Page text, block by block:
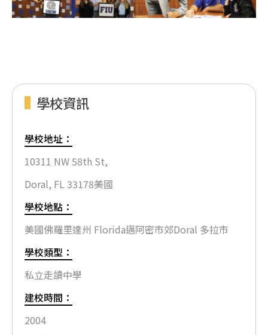
學校資訊
學校地址：
10311 NW 58th St,
Doral, FL 33178美國
學校地點：
美國佛羅里達州 Florida邁阿密市郊Doral 多拉市
學校類型：
私立走讀中學
建校時間：
2004